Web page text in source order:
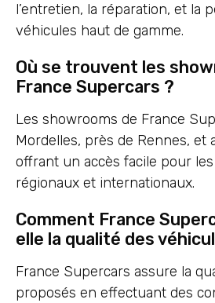
l’entretien, la réparation, et la
véhicules haut de gamme.
Où se trouvent les
France Supercars ?
Les showrooms de France
Mordelles, près de Rennes, et
offrant un accès facile pour
régionaux et internationaux.
Comment France
elle la qualité des
France Supercars assure la
proposés en effectuant des